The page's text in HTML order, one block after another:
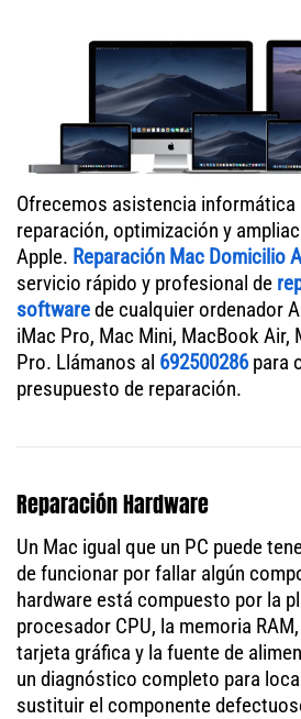
Ofrecemos asistencia informática
reparación, optimización y
Apple. Reparación Mac Domicilio
servicio rápido y profesional de
softwarede cualquier ordenador
iMac Pro, Mac Mini, MacBook Air,
Pro. Llámanos al 692500286para
presupuesto de reparación.
Reparación Hardware
Un Mac igual que un PC puede
de funcionar por fallar algún
hardware está compuesto por la
procesador CPU, la memoria
tarjeta gráfica y la fuente de
un diagnóstico completo para
sustituir el componente